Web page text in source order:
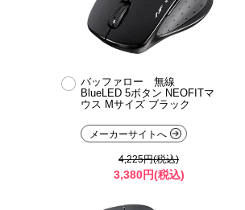
バッファロー 無線
BlueLED 5ボタン NEOFITマ
ウス Mサイズ ブラック
メーカーサイトへ
4,225円(税込)
3,380円(税込)